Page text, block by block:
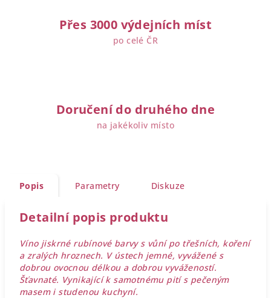
Přes 3000 výdejních míst
po celé ČR
Doručení do druhého dne
na jakékoliv místo
Popis Parametry Diskuze
Detailní popis produktu
Víno jiskrné rubínové barvy s vůní po třešních, koření
a zralých hroznech. V ústech jemné, vyvážené s
dobrou ovocnou délkou a dobrou vyvážeností.
Šťavnaté. Vynikající k samotnému pití s pečeným
masem i studenou kuchyní.